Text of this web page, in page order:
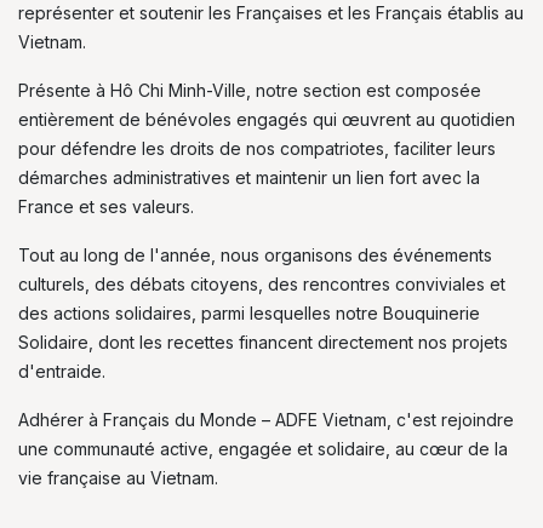
représenter et soutenir les Françaises et les Français établis au
Vietnam.
Présente à Hô Chi Minh-Ville, notre section est composée
entièrement de bénévoles engagés qui œuvrent au quotidien
pour défendre les droits de nos compatriotes, faciliter leurs
démarches administratives et maintenir un lien fort avec la
France et ses valeurs.
Tout au long de l'année, nous organisons des événements
culturels, des débats citoyens, des rencontres conviviales et
des actions solidaires, parmi lesquelles notre Bouquinerie
Solidaire, dont les recettes financent directement nos projets
d'entraide.
Adhérer à Français du Monde – ADFE Vietnam, c'est rejoindre
une communauté active, engagée et solidaire, au cœur de la
vie française au Vietnam.